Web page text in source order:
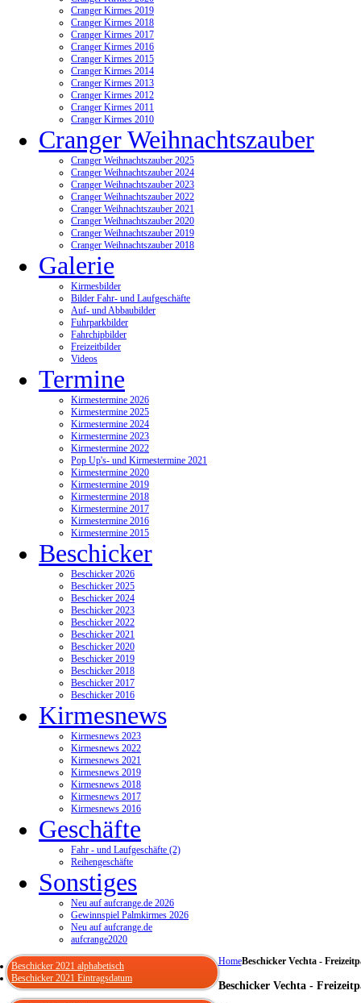
Cranger Kirmes 2019
Cranger Kirmes 2018
Cranger Kirmes 2017
Cranger Kirmes 2016
Cranger Kirmes 2015
Cranger Kirmes 2014
Cranger Kirmes 2013
Cranger Kirmes 2012
Cranger Kirmes 2011
Cranger Kirmes 2010
Cranger Weihnachtszauber
Cranger Weihnachtszauber 2025
Cranger Weihnachtszauber 2024
Cranger Weihnachtszauber 2023
Cranger Weihnachtszauber 2022
Cranger Weihnachtszauber 2021
Cranger Weihnachtszauber 2020
Cranger Weihnachtszauber 2019
Cranger Weihnachtszauber 2018
Galerie
Kirmesbilder
Bilder Fahr- und Laufgeschäfte
Auf- und Abbaubilder
Fuhrparkbilder
Fahrchipbilder
Freizeitbilder
Videos
Termine
Kirmestermine 2026
Kirmestermine 2025
Kirmestermine 2024
Kirmestermine 2023
Kirmestermine 2022
Pop Up's- und Kirmestermine 2021
Kirmestermine 2020
Kirmestermine 2019
Kirmestermine 2018
Kirmestermine 2017
Kirmestermine 2016
Kirmestermine 2015
Beschicker
Beschicker 2026
Beschicker 2025
Beschicker 2024
Beschicker 2023
Beschicker 2022
Beschicker 2021
Beschicker 2020
Beschicker 2019
Beschicker 2018
Beschicker 2017
Beschicker 2016
Kirmesnews
Kirmesnews 2023
Kirmesnews 2022
Kirmesnews 2021
Kirmesnews 2019
Kirmesnews 2018
Kirmesnews 2017
Kirmesnews 2016
Geschäfte
Fahr - und Laufgeschäfte (2)
Reihengeschäfte
Sonstiges
Neu auf aufcrange.de 2026
Gewinnspiel Palmkirmes 2026
Neu auf aufcrange.de
aufcrange2020
HomeBeschicker Vechta -
Beschicker Vechta -
Beschicker 2021 alphabetisch
Beschicker 2021 Eintragsdatum